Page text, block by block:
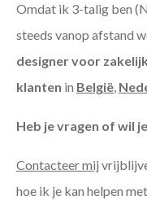
Omdat ik 3-talig ben
steeds vanop afstand
designer voor
klanten in België,
Heb je vragen of wil
Contacteer mij
hoe ik je kan helpen